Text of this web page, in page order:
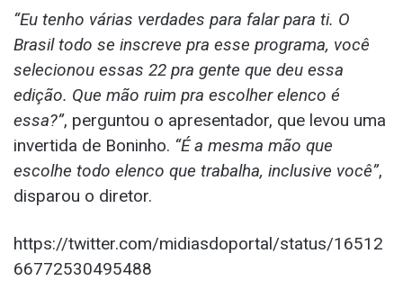
“Eu tenho várias verdades para falar para ti. O
Brasil todo se inscreve pra esse programa, você
selecionou essas 22 pra gente que deu essa
edição. Que mão ruim pra escolher elenco é
essa?”, perguntou o apresentador, que levou uma
invertida de Boninho. “É a mesma mão que
escolhe todo elenco que trabalha, inclusive você”,
disparou o diretor.
https://twitter.com/midiasdoportal/status/16512
66772530495488